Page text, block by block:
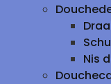
Nis